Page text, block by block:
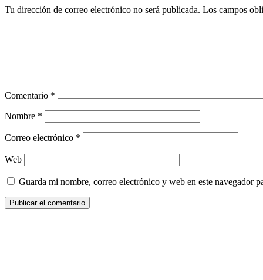
Tu dirección de correo electrónico no será publicada. Los campos
Comentario *
Nombre *
Correo electrónico *
Web
Guarda mi nombre, correo electrónico y web en este navegador